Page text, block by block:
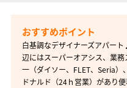
白基調なデザイナーズアパー
辺にはスーパーオアシス、業
一（ダイソー、FLET、Seria）
ドナルド（24ｈ営業）があり便